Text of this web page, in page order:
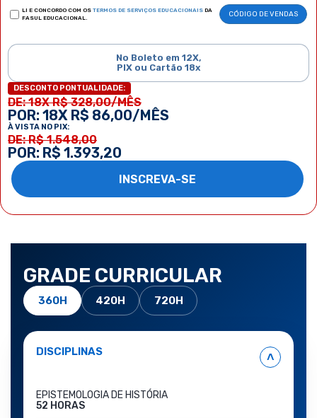
LI E CONCORDO COM OS TERMOS DE SERVIÇOS EDUCACIONAIS DA
FASUL EDUCACIONAL.
CÓDIGO DE VENDAS
No Boleto em 12X,
PIX ou Cartão 18x
DESCONTO PONTUALIDADE:
DE: 18X R$ 328,00/MÊS
POR: 18X R$ 86,00/MÊS
À VISTA NO PIX:
DE: R$ 1.548,00
POR: R$ 1.393,20
INSCREVA-SE
GRADE CURRICULAR
360H 420H 720H
DISCIPLINAS ˄
EPISTEMOLOGIA DE HISTÓRIA
52 HORAS